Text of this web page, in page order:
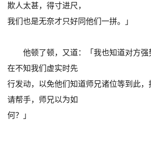
欺人太甚，得寸进尺，
我们也是无奈才只好同他们一拼。」
他顿了顿，又道：「我也知道对方强
在不知我们虚实时先
行发动，以免他们知道师兄诸位等到此
请帮手，师兄以为如
何？」